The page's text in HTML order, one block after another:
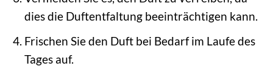
dies die Duftentfaltung beeinträchtigen kann.
Frischen Sie den Duft bei Bedarf im Laufe des
Tages auf.